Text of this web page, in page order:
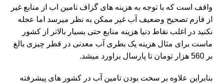
واقف است که با توجه به هزینه های گزاف تامین اب از منابع غیر
از فارم تصحیح وضعیف آب غیر ممکن به نظر میرسد اما عجله
نکنید در اغلب نقاط دنیا هزینه منابع حتی بسیار بالاتر از کشور
ماست برای مثال هزینه یک بطری آب معدنی در قطر چیزی بالغ
بر 560 هزار تومان تا پارسال براورد میشد.
بنابراین علاوه بر سخت بودن تامین آب در کشور های پیشرفته